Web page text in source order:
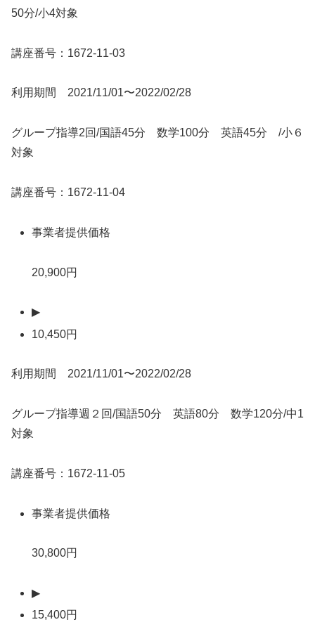
50分/小4対象
講座番号：1672-11-03
利用期間 2021/11/01〜2022/02/28
グループ指導2回/国語45分 数学100分 英語45分 /小６
対象
講座番号：1672-11-04
事業者提供価格
20,900円
▶
10,450円
利用期間 2021/11/01〜2022/02/28
グループ指導週２回/国語50分 英語80分 数学120分/中1
対象
講座番号：1672-11-05
事業者提供価格
30,800円
▶
15,400円